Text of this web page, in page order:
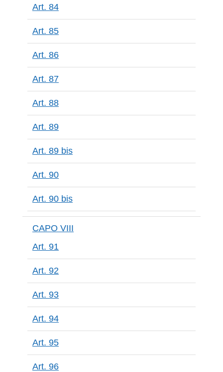
Art. 84
Art. 85
Art. 86
Art. 87
Art. 88
Art. 89
Art. 89 bis
Art. 90
Art. 90 bis
CAPO VIII
Art. 91
Art. 92
Art. 93
Art. 94
Art. 95
Art. 96